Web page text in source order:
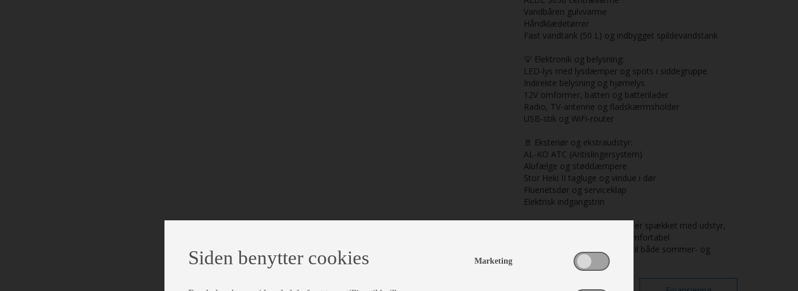
Vandbåren gulvvarme
Håndklædetørrer
Fast vandtank (50 L) og indbygget spildevandstank
💡 Elektronik og belysning:
LED-lys med lysdæmper og spots i siddegruppe
Indirekte belysning og hjørnelys
12V omformer, batteri og batterilader
Radio, TV-antenne og fladskærmsholder
USB-stik og WiFi-router
🚪 Eksteriør og ekstraudstyr:
AL-KO ATC (Antislingersystem)
Alufælge og støddæmpere
Stor Heki II tagluge og vindue i dør
Fluenetsdør og serviceklap
Elektrisk indgangstrin
Denne Premium Line-model er spækket med udstyr,
der sikrer en luksuriøs og komfortabel
campingoplevelse – perfekt til både sommer- og
Siden benytter cookies Marketing